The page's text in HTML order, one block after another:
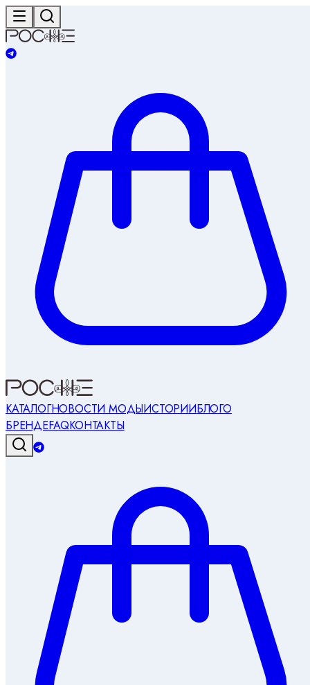
КАТАЛОГНОВОСТИ МОДЫИСТОРИИБЛОГО
БРЕНДЕFAQКОНТАКТЫ